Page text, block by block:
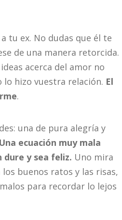
tu ex. No dudas que él te
de una manera retorcida.
acerca del amor no
hizo vuestra relación. El
.
una de pura alegría y
Una ecuación muy mala
dure y sea feliz. Uno mira
buenos ratos y las risas,
para recordar lo lejos